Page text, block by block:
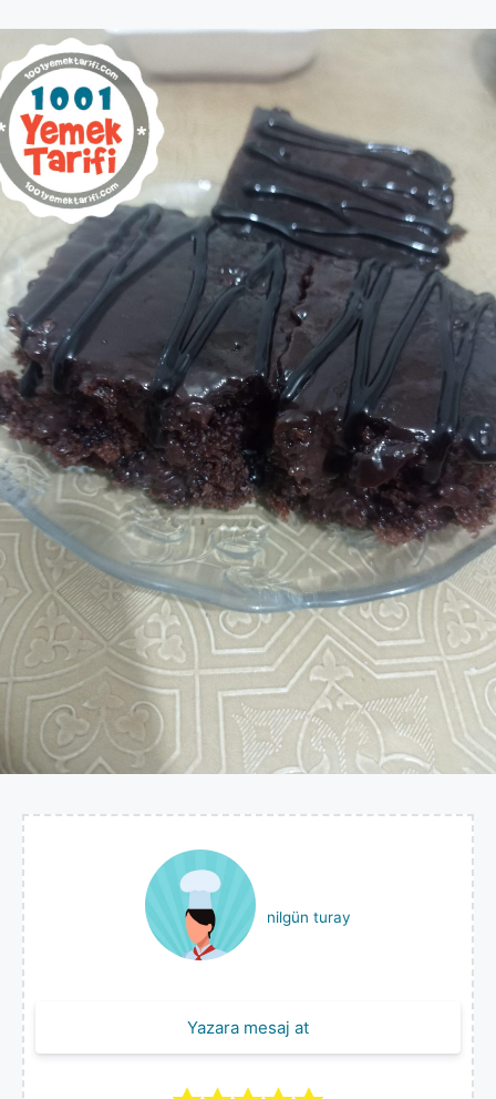
nilgün turay
Yazara mesaj at